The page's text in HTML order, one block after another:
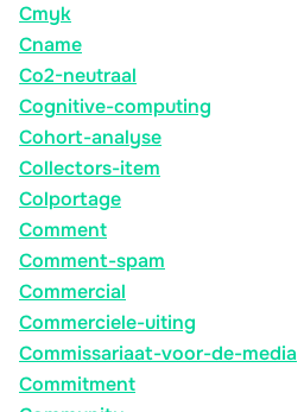
Cmyk
Cname
Co2-neutraal
Cognitive-computing
Cohort-analyse
Collectors-item
Colportage
Comment
Comment-spam
Commercial
Commerciele-uiting
Commissariaat-voor-de-media
Commitment